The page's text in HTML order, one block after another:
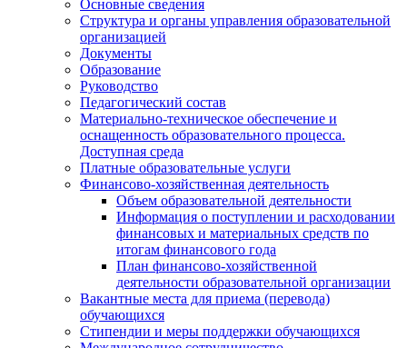
Основные сведения
Структура и органы управления образовательной
организацией
Документы
Образование
Руководство
Педагогический состав
Материально-техническое обеспечение и
оснащенность образовательного процесса.
Доступная среда
Платные образовательные услуги
Финансово-хозяйственная деятельность
Объем образовательной деятельности
Информация о поступлении и расходовании
финансовых и материальных средств по
итогам финансового года
План финансово-хозяйственной
деятельности образовательной организации
Вакантные места для приема (перевода)
обучающихся
Стипендии и меры поддержки обучающихся